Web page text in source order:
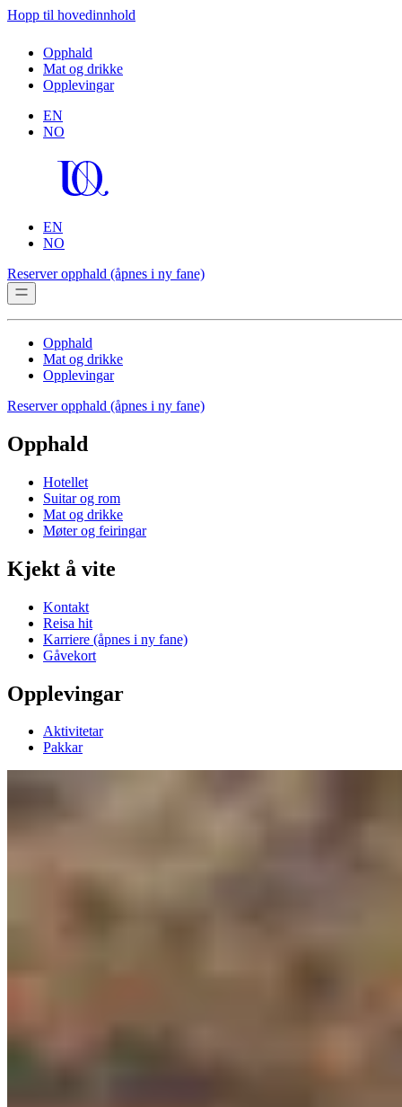
Hopp til hovedinnhold
Opphald
Mat og drikke
Opplevingar
EN
NO
EN
NO
Reserver opphald (åpnes i ny fane)
Opphald
Mat og drikke
Opplevingar
Reserver opphald (åpnes i ny fane)
Opphald
Hotellet
Suitar og rom
Mat og drikke
Møter og feiringar
Kjekt å vite
Kontakt
Reisa hit
Karriere (åpnes i ny fane)
Gåvekort
Opplevingar
Aktivitetar
Pakkar